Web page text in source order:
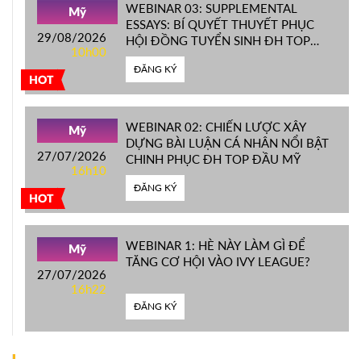
HOT
Mỹ
29/08/2026
10h00
WEBINAR 03: SUPPLEMENTAL
ESSAYS: BÍ QUYẾT THUYẾT PHỤC
HỘI ĐỒNG TUYỂN SINH ĐH TOP
ĐẦU MỸ
ĐĂNG KÝ
HOT
Mỹ
27/07/2026
16h10
WEBINAR 02: CHIẾN LƯỢC XÂY
DỰNG BÀI LUẬN CÁ NHÂN NỔI BẬT
CHINH PHỤC ĐH TOP ĐẦU MỸ
ĐĂNG KÝ
Mỹ
27/07/2026
16h22
WEBINAR 1: HÈ NÀY LÀM GÌ ĐỂ
TĂNG CƠ HỘI VÀO IVY LEAGUE?
ĐĂNG KÝ